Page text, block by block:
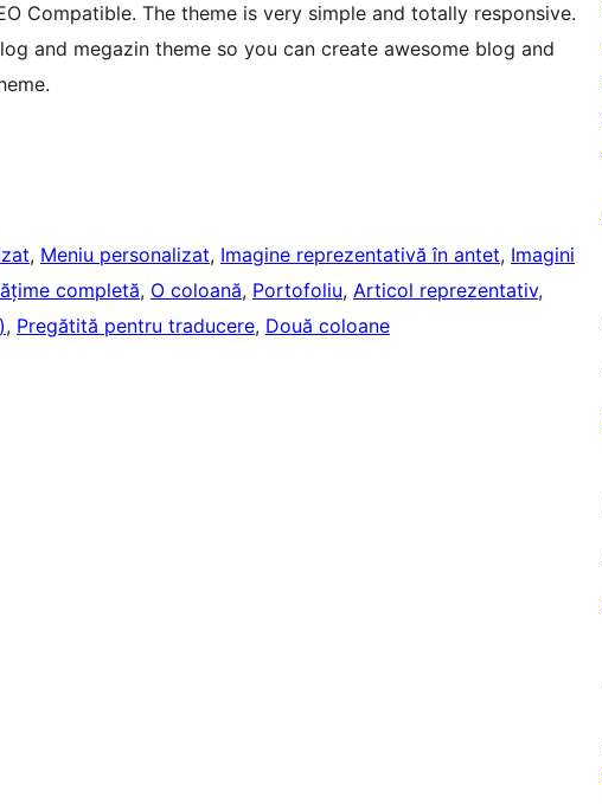
Compatible. The theme is very simple and totally responsive.
and megazin theme so you can create awesome blog and
, Meniu personalizat, Imagine reprezentativă în antet, Imagini
completă, O coloană, Portofoliu, Articol reprezentativ
, Pregătită pentru traducere, Două coloane